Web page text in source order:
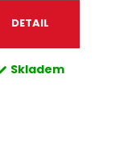
DETAIL
Skladem